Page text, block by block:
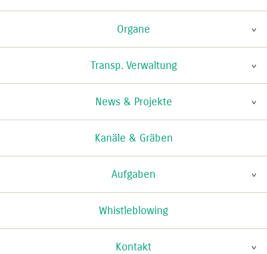
Organe
Transp. Verwaltung
News & Projekte
Kanäle & Gräben
Aufgaben
Whistleblowing
Kontakt